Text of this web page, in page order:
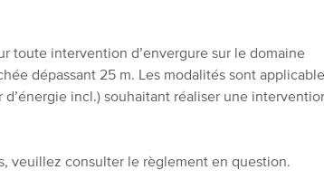
toute intervention d’envergure sur le domaine
dépassant 25 m. Les modalités sont
incl.) souhaitant réaliser une
veuillez consulter le règlement en question.